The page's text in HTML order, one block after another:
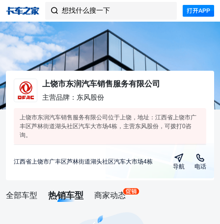
 想找什么搜一下
上饶市东润汽车销售服务有限公司
主营品牌：东风股份
上饶市东润汽车销售服务有限公司位于上饶，地址：江西省上饶市广
丰区芦林街道湖头社区汽车大市场4栋，主营东风股份，可拨打0咨
询。
江西省上饶市广丰区芦林街道湖头社区汽车大市场4栋
导航 电话
全部车型 热销车型 商家动态